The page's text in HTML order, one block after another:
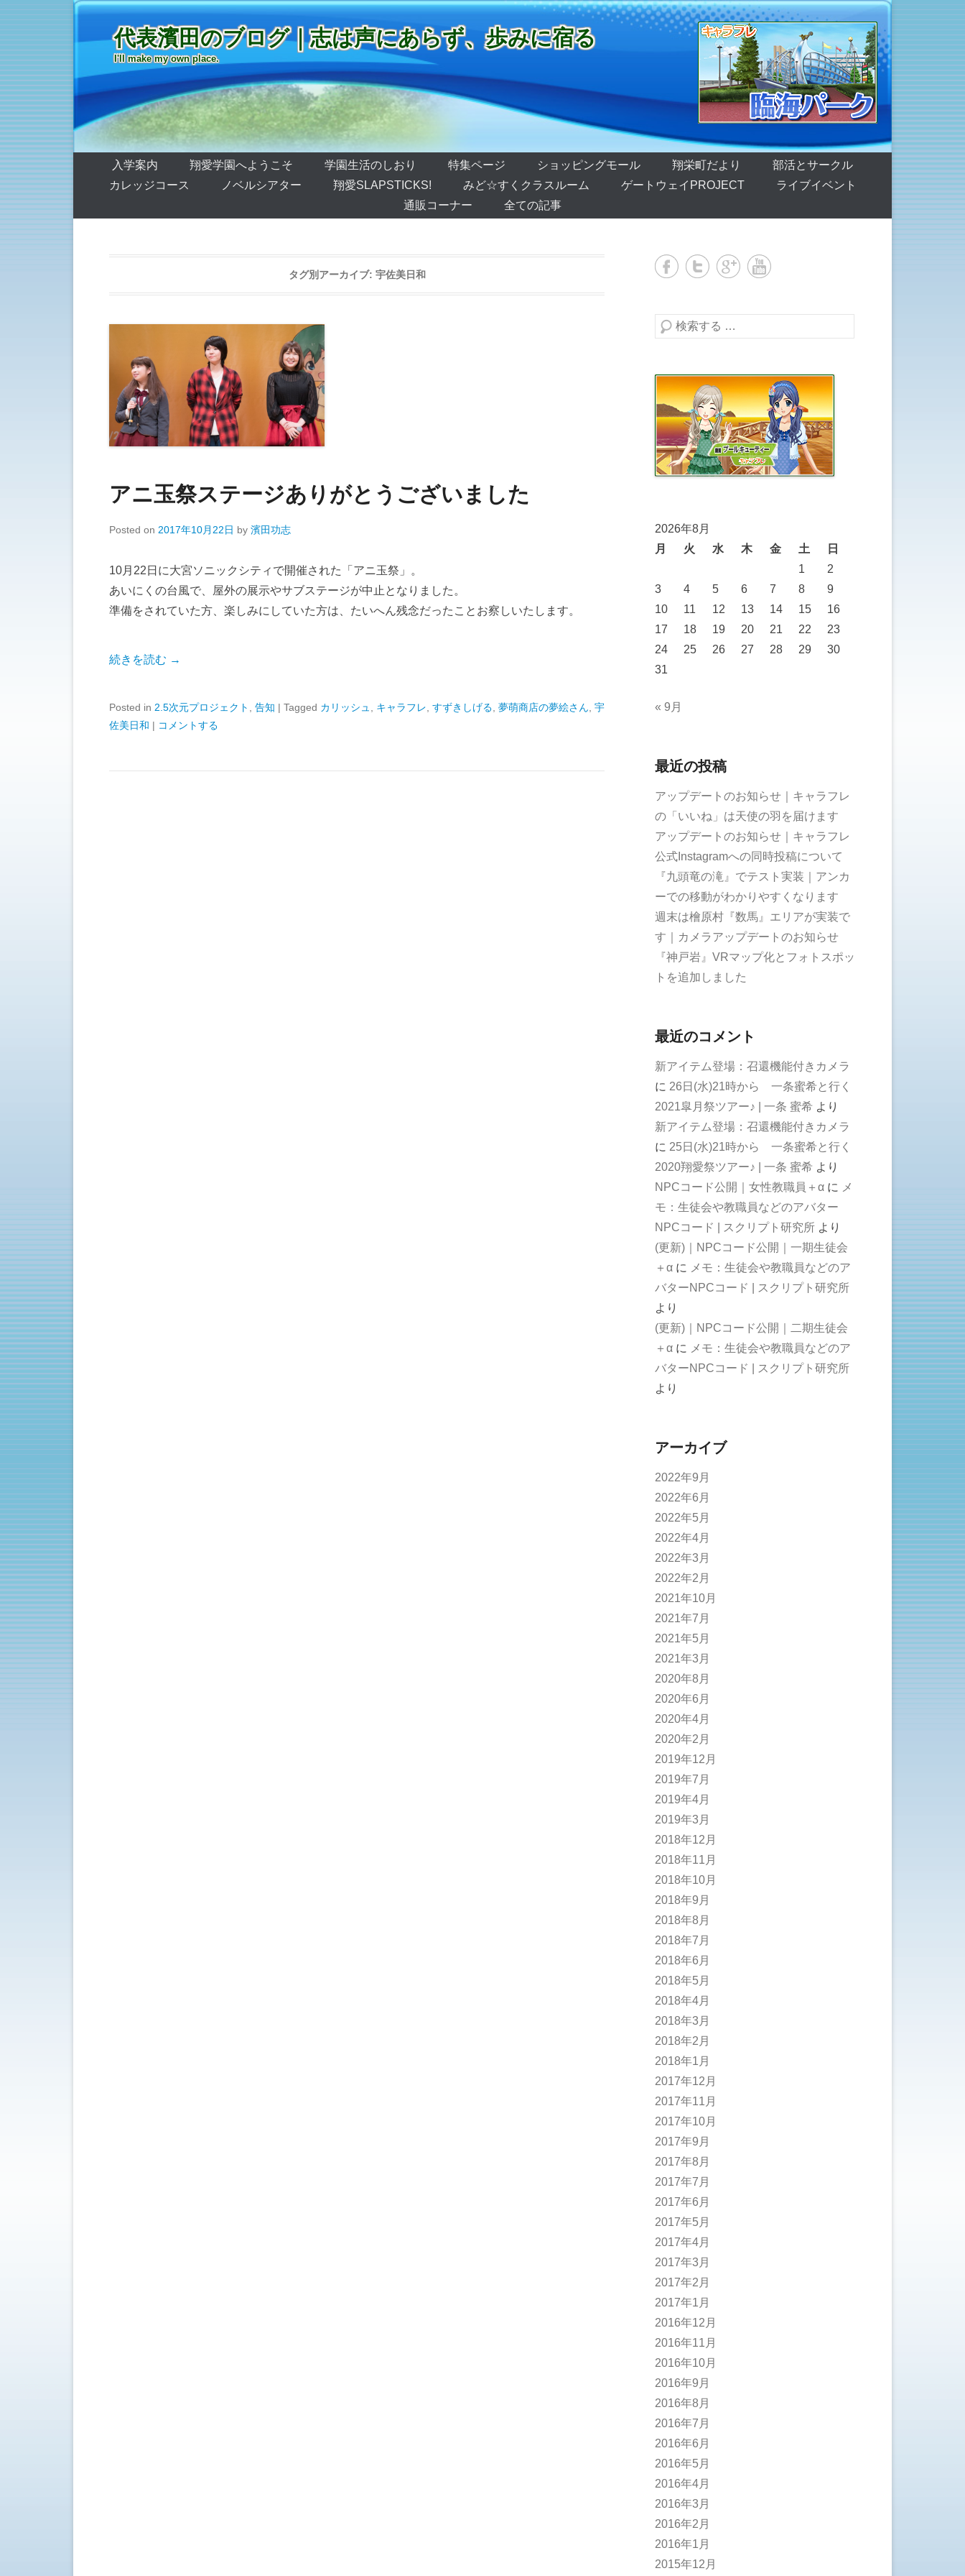
代表濱田のブログ｜志は声にあらず、歩みに宿る
I'll make my own place.
第1メニュー
コンテンツへ移動
入学案内 翔愛学園へようこそ 学園生活のしおり 特集ページ ショッピングモール 翔栄町だより
部活とサークル
カレッジコース
ノベルシアター 翔愛SLAPSTICKS! みど☆すくクラスルーム ゲートウェイPROJECT
ライブイベント
通販コーナー
全ての記事
タグ別アーカイブ: 宇佐美日和
アニ玉祭ステージありがとうございました
Posted on 2017年10月22日 by 濱田功志
10月22日に大宮ソニックシティで開催された「アニ玉祭」。
あいにくの台風で、屋外の展示やサブステージが中止となりました。
準備をされていた方、楽しみにしていた方は、たいへん残念だったことお察しいたします。
続きを読む →
Posted in 2.5次元プロジェクト 告知 | Tagged カリッシュ キャラフレ すずきしげる 夢萌商店の夢絵さん 宇
佐美日和 | コメントする
検索する
2026年8月
月
火 水 木 金 土
日
1
2
3
4 5 6 7 8
9
10
11 12 13 14 15
16
17
18 19 20 21 22
23
24
25 26 27 28 29
30
31
« 9月
最近の投稿
アップデートのお知らせ｜キャラフレ
の「いいね」は天使の羽を届けます
アップデートのお知らせ｜キャラフレ
公式Instagramへの同時投稿について
『九頭竜の滝』でテスト実装｜アンカ
ーでの移動がわかりやすくなります
週末は檜原村『数馬』エリアが実装で
す｜カメラアップデートのお知らせ
『神戸岩』VRマップ化とフォトスポッ
トを追加しました
最近のコメント
新アイテム登場：召還機能付きカメラ
に 26日(水)21時から 一条蜜希と行く
2021皐月祭ツアー♪ | 一条 蜜希 より
新アイテム登場：召還機能付きカメラ
に 25日(水)21時から 一条蜜希と行く
2020翔愛祭ツアー♪ | 一条 蜜希 より
NPCコード公開｜女性教職員＋α に メ
モ：生徒会や教職員などのアバター
NPCコード | スクリプト研究所 より
(更新)｜NPCコード公開｜一期生徒会
＋α に メモ：生徒会や教職員などのア
バターNPCコード | スクリプト研究所
より
(更新)｜NPCコード公開｜二期生徒会
＋α に メモ：生徒会や教職員などのア
バターNPCコード | スクリプト研究所
より
アーカイブ
2022年9月
2022年6月
2022年5月
2022年4月
2022年3月
2022年2月
2021年10月
2021年7月
2021年5月
2021年3月
2020年8月
2020年6月
2020年4月
2020年2月
2019年12月
2019年7月
2019年4月
2019年3月
2018年12月
2018年11月
2018年10月
2018年9月
2018年8月
2018年7月
2018年6月
2018年5月
2018年4月
2018年3月
2018年2月
2018年1月
2017年12月
2017年11月
2017年10月
2017年9月
2017年8月
2017年7月
2017年6月
2017年5月
2017年4月
2017年3月
2017年2月
2017年1月
2016年12月
2016年11月
2016年10月
2016年9月
2016年8月
2016年7月
2016年6月
2016年5月
2016年4月
2016年3月
2016年2月
2016年1月
2015年12月